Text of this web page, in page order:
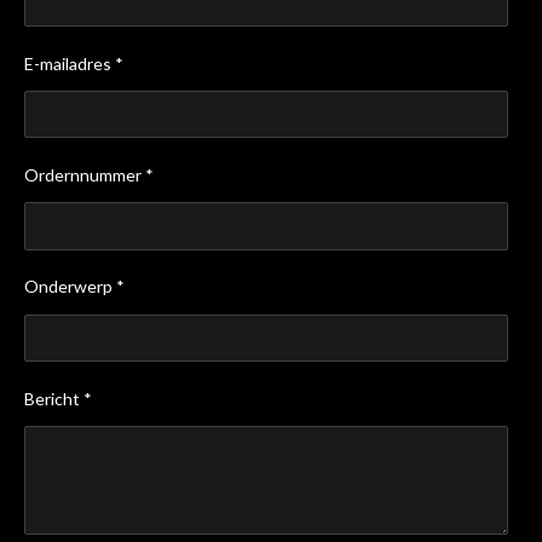
E-mailadres *
Ordernnummer *
Onderwerp *
Bericht *